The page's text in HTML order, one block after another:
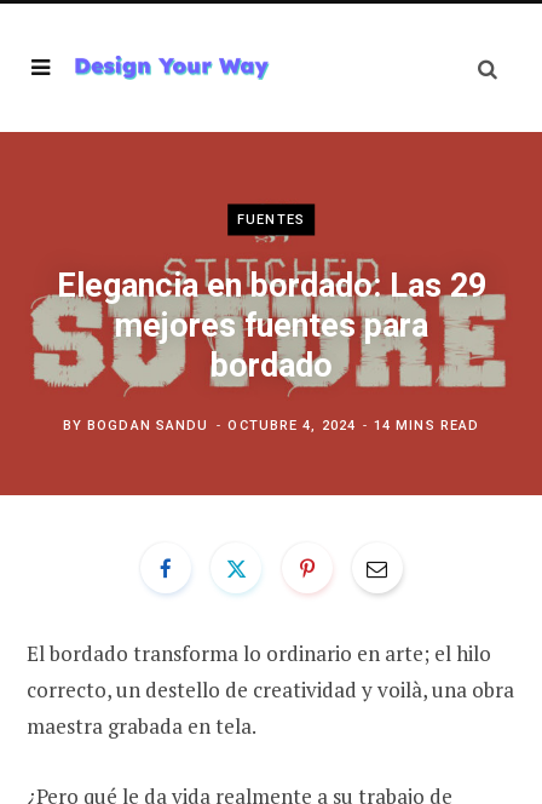
FUENTES
Elegancia en bordado: Las 29
mejores fuentes para
bordado
BYBOGDAN SANDU OCTUBRE 4, 2024 14 MINS READ
El bordado transforma lo ordinario en arte; el hilo
correcto, un destello de creatividad y voilà, una obra
maestra grabada en tela.
¿Pero qué le da vida realmente a su trabajo de